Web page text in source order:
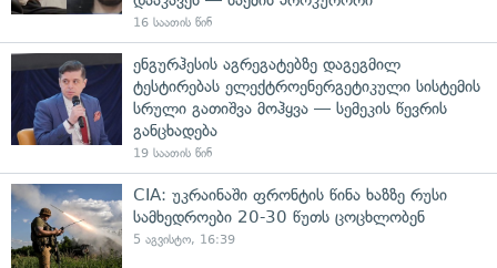
16 საათის წინ
ენგურჰესის აგრეგატებზე დაგეგმილ
ტესტირებას ელექტროენერგეტიკული სისტემის
სრული გათიშვა მოჰყვა — სემეკის წევრის
განცხადება
19 საათის წინ
CIA: უკრაინაში ფრონტის წინა ხაზზე რუსი
სამხედროები 20-30 წუთს ცოცხლობენ
5 აგვისტო, 16:39